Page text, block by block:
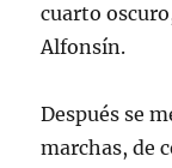
cuarto
Alfonsín.
Después se
marchas, de